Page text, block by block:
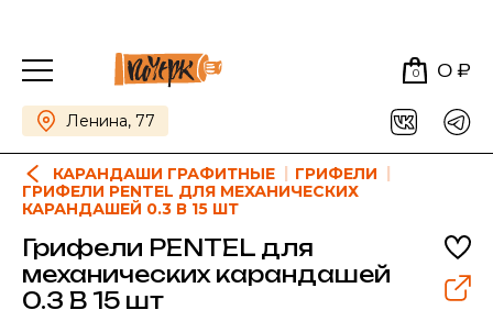
0 0 ₽
Ленина, 77
КАРАНДАШИ ГРАФИТНЫЕ
ГРИФЕЛИ
ГРИФЕЛИ PENTEL ДЛЯ МЕХАНИЧЕСКИХ
КАРАНДАШЕЙ 0.3 В 15 ШТ
Грифели PENTEL для
механических карандашей
0.3 В 15 шт